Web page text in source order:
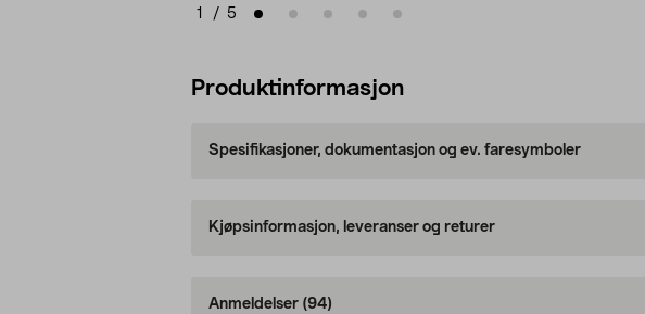
1 / 5
Produktinformasjon
Spesifikasjoner, dokumentasjon og ev. faresymboler
Kjøpsinformasjon, leveranser og returer
Anmeldelser (94)